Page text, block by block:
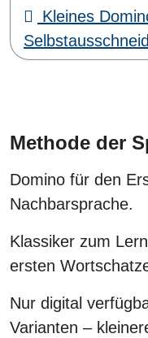
Kleines
Methode der
Domino für den
Nachbarsprache.
Klassiker zum
ersten
Nur digital
Varianten –